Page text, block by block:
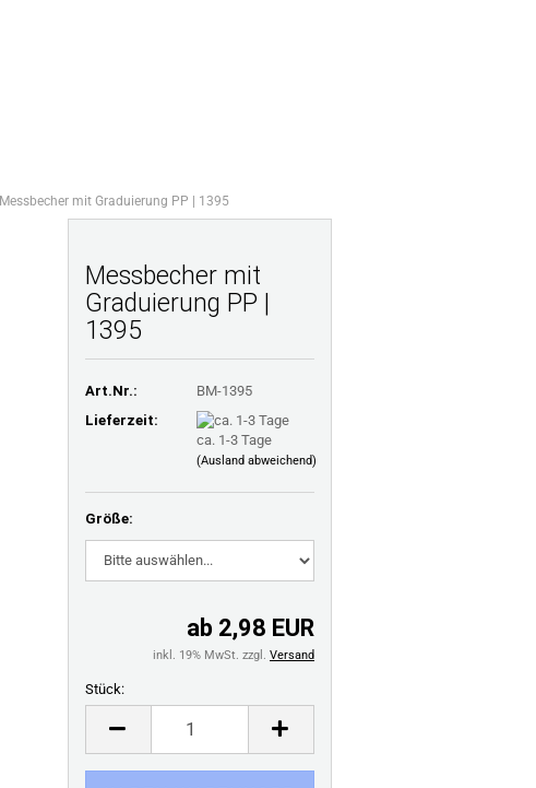
Messbecher mit Graduierung PP | 1395
Messbecher mit
Graduierung PP |
1395
Art.Nr.:
BM-1395
Lieferzeit:
ca. 1-3 Tage
(Ausland abweichend)
Größe:
ab 2,98 EUR
inkl. 19% MwSt. zzgl. Versand
Stück:
Stück